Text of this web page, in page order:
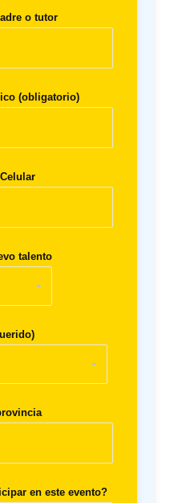
o tutor
(obligatorio)
talento
en este evento?